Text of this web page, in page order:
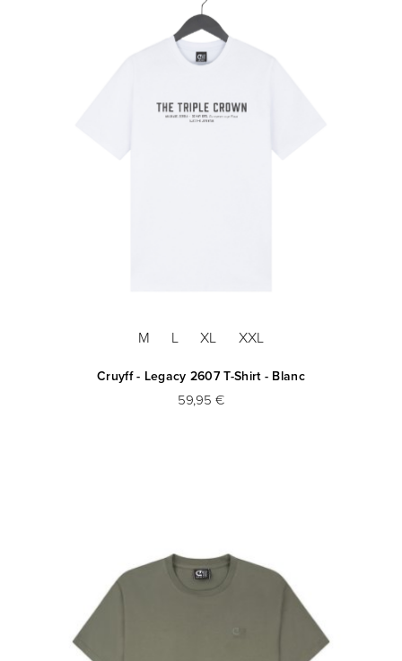
M L XL XXL
Cruyff - Legacy 2607 T-Shirt - Blanc
59,95 €